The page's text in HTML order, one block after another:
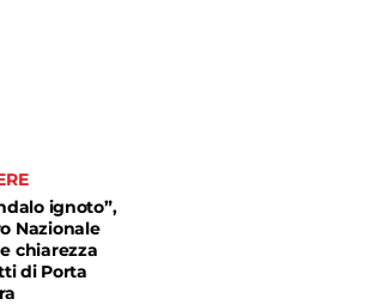
ignoto”,
Nazionale
chiarezza
di Porta